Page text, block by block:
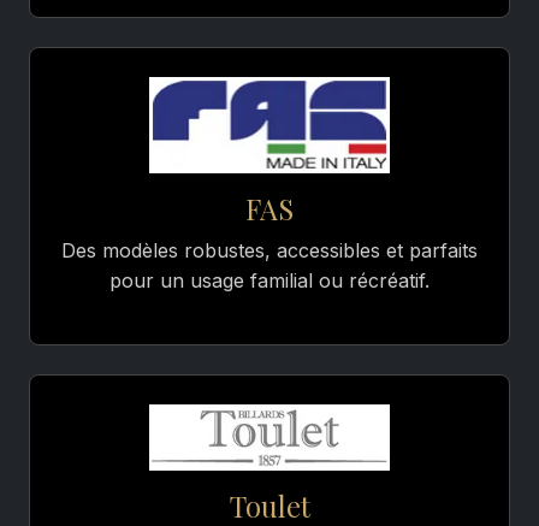
FAS
Des modèles robustes, accessibles et parfaits
pour un usage familial ou récréatif.
Toulet